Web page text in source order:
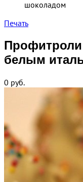
шоколадом
Печать
белым
0 руб.